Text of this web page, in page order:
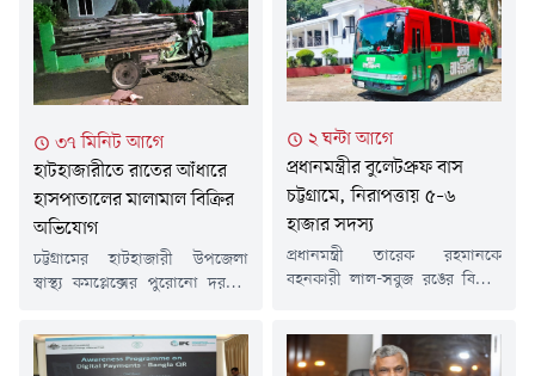
৩৭ মিনিট আগে
হাটহাজারীতে রাতের আঁধারে
হাসপাতালের মালামাল বিক্রির
অভিযোগ
চট্টগ্রামের হাটহাজারী উপজেলা
স্বাস্থ্য কমপ্লেক্সের পুরোনো দরজা-
বিভিন্ন মালামাল রাতের আঁধারে
বিক্রি করে দেওয়ার অভিযোগ
২ ঘন্টা আগে
প্রধানমন্ত্রীর বুলেটপ্রুফ বাস
চট্টগ্রামে, নিরাপত্তায় ৫–৬
হাজার সদস্য
প্রধানমন্ত্রী তারেক রহমানকে
বহনকারী লাল-সবুজ রঙের বিশেষ
সফরকে কেন্দ্র করে নগর ও জেলায়